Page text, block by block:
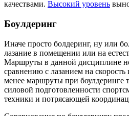
качествами. Высокий уровень
Боулдеринг
Иначе просто болдеринг, ну или
лазание в помещении или на
Маршруты в данной дисциплине
сравнению с лазанием на скорость
менее маршруты при боулдеринге
силовой подготовленности
техники и потрясающей